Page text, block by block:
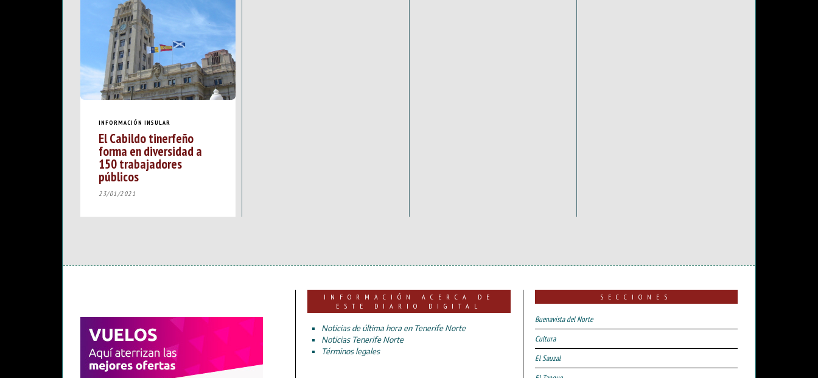
INFORMACIÓN INSULAR
El Cabildo tinerfeño
forma en diversidad a
150 trabajadores
públicos
23/01/2021
INFORMACIÓN ACERCA DE
ESTE DIARIO DIGITAL
Noticias de última hora en Tenerife Norte
Noticias Tenerife Norte
Términos legales
SECCIONES
Buenavista del Norte
Cultura
El Sauzal